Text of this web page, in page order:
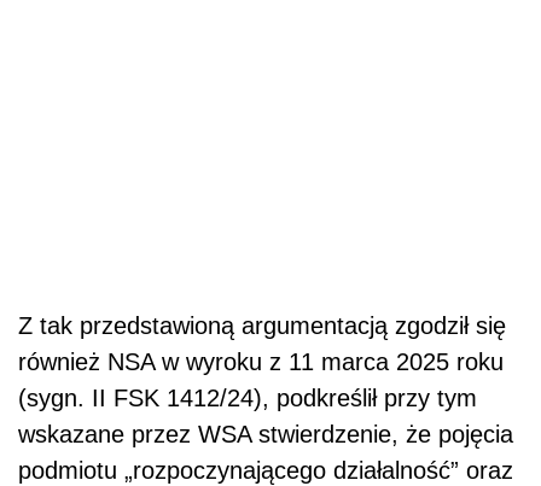
Z tak przedstawioną argumentacją zgodził się
również NSA w wyroku z 11 marca 2025 roku
(sygn. II FSK 1412/24), podkreślił przy tym
wskazane przez WSA stwierdzenie, że pojęcia
podmiotu „rozpoczynającego działalność” oraz